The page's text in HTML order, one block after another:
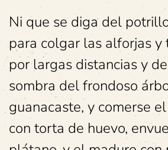
Ni que se diga del
para colgar las alforjas y
por largas distancias y
sombra del frondoso
guanacaste, y comerse
con torta de huevo,